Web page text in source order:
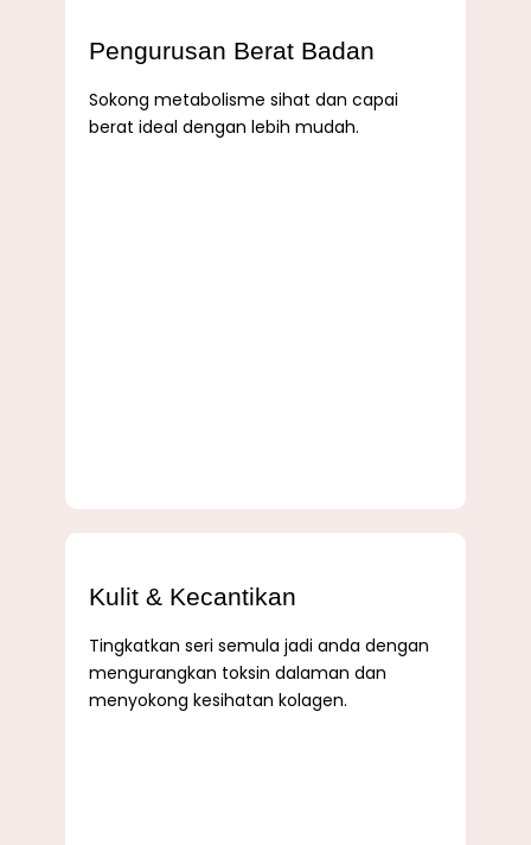
Pengurusan Berat Badan
Sokong metabolisme sihat dan capai
berat ideal dengan lebih mudah.
Kulit & Kecantikan
Tingkatkan seri semula jadi anda dengan
mengurangkan toksin dalaman dan
menyokong kesihatan kolagen.